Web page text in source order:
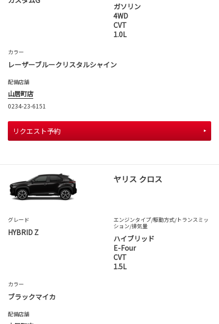
ガソリン
4WD
CVT
1.0L
カラー
レーザーブルークリスタルシャイン
配備店舗
山居町店
0234-23-6151
リクエスト予約
ヤリス クロス
グレード
HYBRID Z
エンジンタイプ/駆動方式/トランスミッ
ション/排気量
ハイブリッド
E-Four
CVT
1.5L
カラー
ブラックマイカ
配備店舗